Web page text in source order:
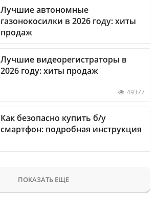
Лучшие автономные
газонокосилки в 2026 году: хиты
продаж
Лучшие видеорегистраторы в
2026 году: хиты продаж
49377
Как безопасно купить б/у
смартфон: подробная инструкция
ПОКАЗАТЬ ЕЩЕ